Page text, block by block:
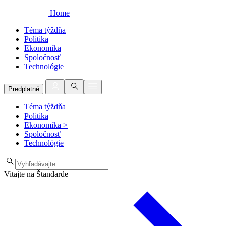
Home
Téma týždňa
Politika
Ekonomika
Spoločnosť
Technológie
Predplatné
Téma týždňa
Politika
Ekonomika >
Spoločnosť
Technológie
Vitajte na Štandarde